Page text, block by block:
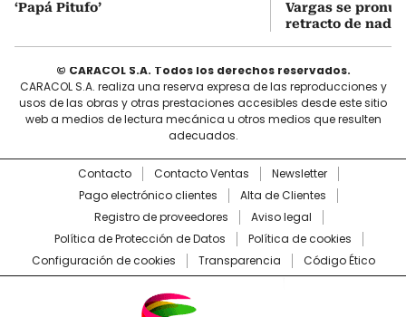
‘Papá Pitufo’
Vargas se
retracto de nada”
© CARACOL S.A. Todos los derechos reservados.
CARACOL S.A. realiza una reserva expresa de las reproducciones y
usos de las obras y otras prestaciones accesibles desde este sitio
web a medios de lectura mecánica u otros medios que resulten
adecuados.
Contacto Contacto Ventas
Newsletter
Pago electrónico clientes
Alta de Clientes
Registro de proveedores
Aviso legal
Política de Protección de Datos
Política de cookies
Configuración de cookies
Transparencia Código Ético